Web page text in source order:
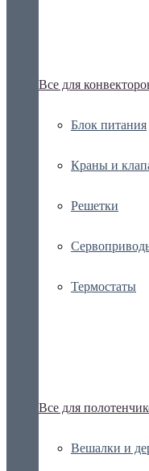
Все для
Блок питания
Краны и
Решетки
Термостаты
Все для
Вешалки и